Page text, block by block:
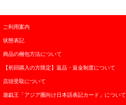
ご利用案内
状態表記
商品の梱包方法について
【初回購入の方限定】返品・返金制度について
店頭受取について
遊戯王「アジア圏向け日本語表記カード」について